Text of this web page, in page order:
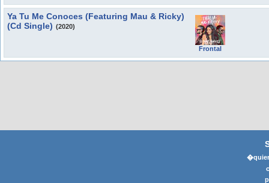
Ya Tu Me Conoces (Featuring Mau & Ricky)
(Cd Single) (2020)
Frontal